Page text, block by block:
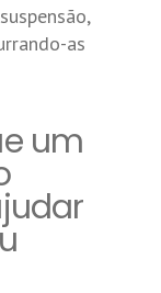
as
um